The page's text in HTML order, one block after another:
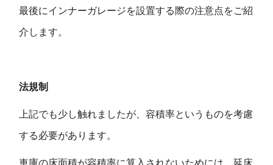
最後にインナーガレージを設置する際の注意点をご紹
介します。
法規制
上記でも少し触れましたが、容積率というものを考慮
する必要があります。